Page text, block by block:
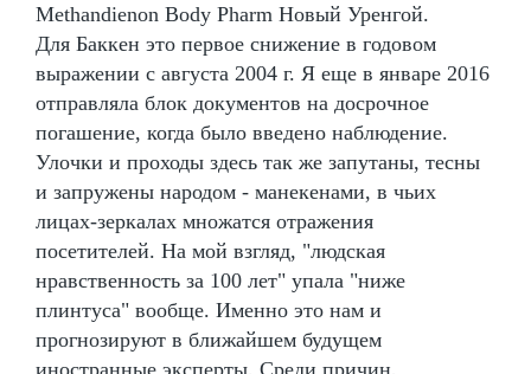
Methandienon Body Pharm Новый Уренгой.
Для Баккен это первое снижение в годовом
выражении с августа 2004 г. Я еще в январе 2016
отправляла блок документов на досрочное
погашение, когда было введено наблюдение.
Улочки и проходы здесь так же запутаны, тесны
и запружены народом - манекенами, в чьих
лицах-зеркалах множатся отражения
посетителей. На мой взгляд, "людская
нравственность за 100 лет" упала "ниже
плинтуса" вообще. Именно это нам и
прогнозируют в ближайшем будущем
иностранные эксперты. Среди причин,